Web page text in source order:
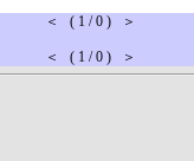
＜ ( 1 / 0 ) ＞
＜ ( 1 / 0 ) ＞